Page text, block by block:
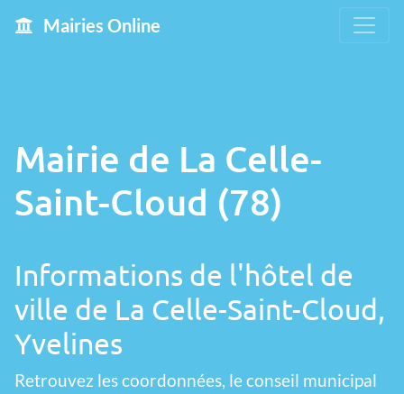
Mairies Online
Mairie de La Celle-
Saint-Cloud (78)
Informations de l'hôtel de
ville de La Celle-Saint-Cloud,
Yvelines
Retrouvez les coordonnées, le conseil municipal